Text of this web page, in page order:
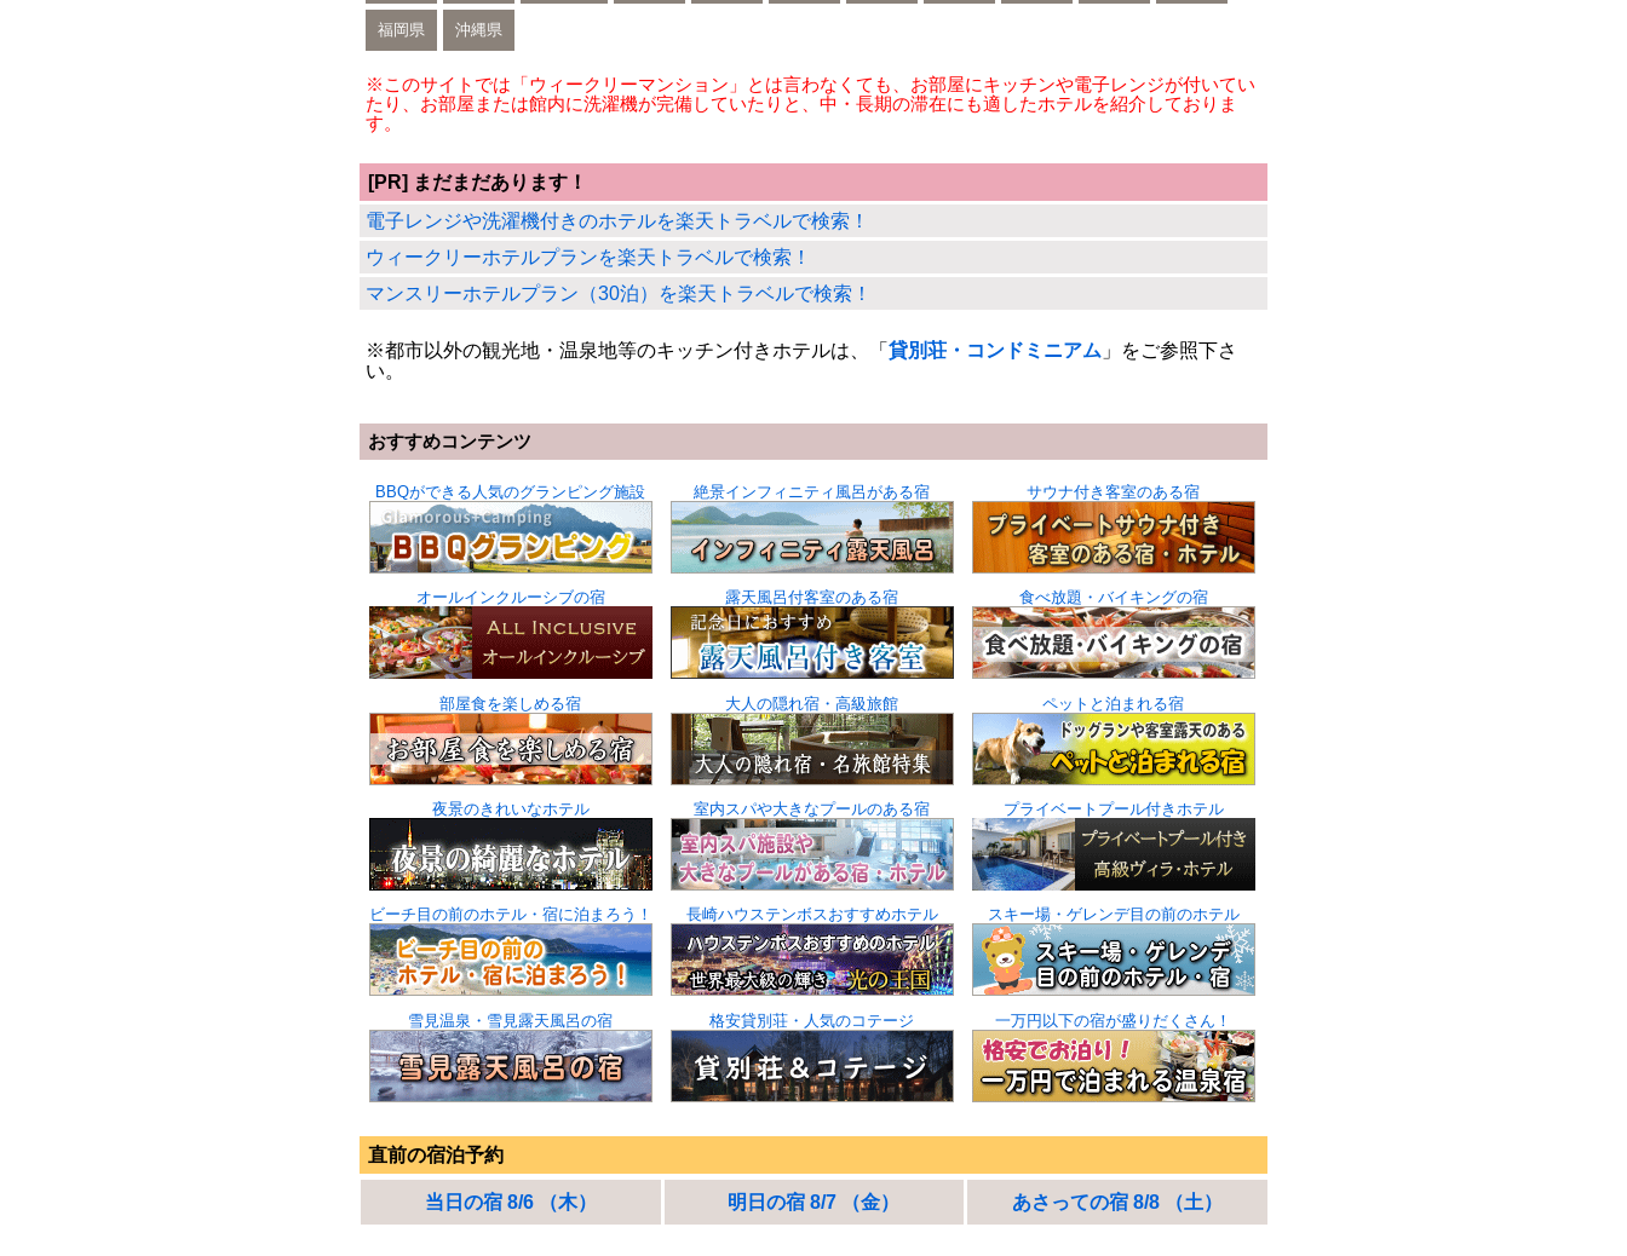
福岡県 沖縄県
※このサイトでは「ウィークリーマンション」とは言わなくても、お部屋にキッチンや電子レンジが付いてい
たり、お部屋または館内に洗濯機が完備していたりと、中・長期の滞在にも適したホテルを紹介しておりま
す。
[PR] まだまだあります！
電子レンジや洗濯機付きのホテルを楽天トラベルで検索！
ウィークリーホテルプランを楽天トラベルで検索！
マンスリーホテルプラン（30泊）を楽天トラベルで検索！
※都市以外の観光地・温泉地等のキッチン付きホテルは、「 貸別荘・コンドミニアム 」をご参照下さ
い。
おすすめコンテンツ
BBQができる人気のグランピング施設 絶景インフィニティ風呂がある宿 サウナ付き客室のある宿
オールインクルーシブの宿 露天風呂付客室のある宿 食べ放題・バイキングの宿
部屋食を楽しめる宿 大人の隠れ宿・高級旅館 ペットと泊まれる宿
夜景のきれいなホテル 室内スパや大きなプールのある宿 プライベートプール付きホテル
ビーチ目の前のホテル・宿に泊まろう！ 長崎ハウステンボスおすすめホテル スキー場・ゲレンデ目の前のホテル
雪見温泉・雪見露天風呂の宿 格安貸別荘・人気のコテージ 一万円以下の宿が盛りだくさん！
直前の宿泊予約
当日の宿 8/6 （木） 明日の宿 8/7 （金） あさっての宿 8/8 （土）